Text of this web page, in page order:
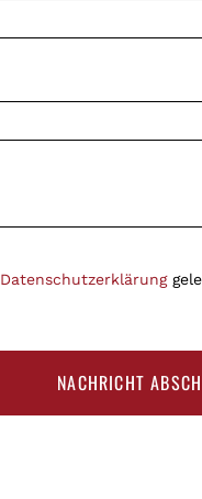
Datenschutzerklärung
NACHRICHT